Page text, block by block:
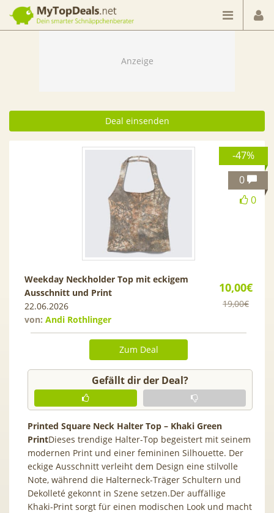
Dein smarter Schnäppchenberater
Deal einsenden
-47%
0
0
10,00€
19,00€
Weekday Neckholder Top mit eckigem
Ausschnitt und Print
22.06.2026
von: Andi Rothlinger
Zum Deal
Gefällt dir der Deal?
Printed Square Neck Halter Top – Khaki Green
PrintDieses trendige Halter-Top begeistert mit seinem
modernen Print und einer femininen Silhouette. Der
eckige Ausschnitt verleiht dem Design eine stilvolle
Note, während die Halterneck-Träger Schultern und
Dekolleté gekonnt in Szene setzen.Der auffällige
Khaki-Print sorgt für einen modischen Look und macht